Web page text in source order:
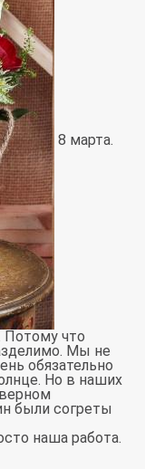
8 марта.
Потому что
Мы не
обязательно
Но в наших
были согреты
наша работа.